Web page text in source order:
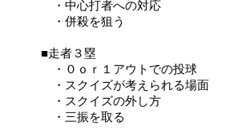
・中心打者への対応
・併殺を狙う
■走者３塁
・０ｏｒ１アウトでの投球
・スクイズが考えられる場面
・スクイズの外し方
・三振を取る